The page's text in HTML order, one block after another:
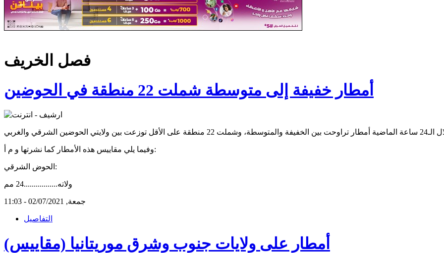
فصل الخريف
أمطار خفيفة إلى متوسطة شملت 22 منطقة في الحوضين
وفيما يلي مقاييس هذه الأمطار كما نشرتها و م أ:
الحوض الشرقي:
ولاته.................24 مم
جمعة, 02/07/2021 - 11:03
التفاصيل
أمطار على ولايات جنوب وشرق موريتانيا (مقاييس)